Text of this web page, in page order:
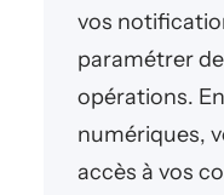
vos
paramétrer
opérations.
numériques,
accès à vos